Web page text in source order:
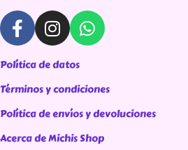
Política de datos
Términos y condiciones
Política de envíos y devoluciones
Acerca de Michis Shop